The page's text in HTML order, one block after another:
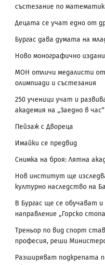
състезание по
Децата се учат едно от
Бургас дава думата на
Ново монографично
МОН отличи медалисти
олимпиади и състезания
250 ученици учат и
академия на „Заедно в час“
Пейзаж с Двореца
Имайки се предвид
Снимка на броя: Лятна
Нов институт ще
културно наследство на
В Бургас ще се обучават
направление „Горско
Треньор по вид спорт
професия, реши
Разширяват подкрепата